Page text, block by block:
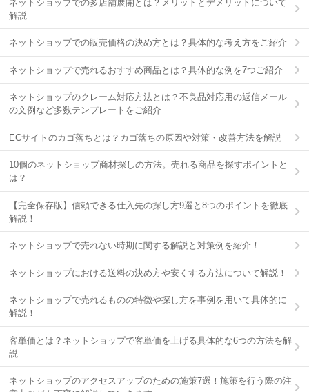
ネットショップでの多店舗展開とは？メリットとデメリットについて
解説
ネットショップでの販売価格の決め方とは？具体的な考え方をご紹介
ネットショップで売れるおすすめ商品とは？具体的な例を7つご紹介
ネットショップのクレーム対応方法とは？不良品対応用の返信メール
の文例など多数テンプレートをご紹介
ECサイトのカゴ落ちとは？カゴ落ちの原因や対策・改善方法を解説
10個のネットショップ商材探しの方法。売れる商品を探すポイントと
は？
【完全保存版】信頼できる仕入先の探し方9選と8つのポイントを徹底
解説！
ネットショップで売れない時期に関する解説と対策例を紹介！
ネットショップにおける送料の決め方や安くする方法について解説！
ネットショップで売れるものの特徴や探し方を事例を用いて具体的に
解説！
客単価とは？ネットショップで客単価を上げる具体的な6つの方法を解
説
ネットショップのアクセスアップのための施策7選！施策を行う際の注